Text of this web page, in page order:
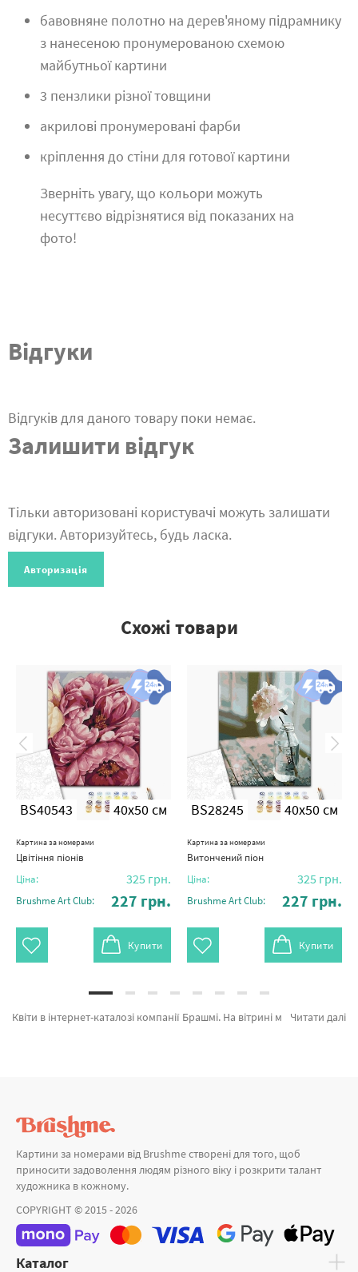
бавовняне полотно на дерев'яному підрамнику
з нанесеною пронумерованою схемою
майбутньої картини
3 пензлики різної товщини
акрилові пронумеровані фарби
кріплення до стіни для готової картини
Зверніть увагу, що кольори можуть
несуттєво відрізнятися від показаних на
фото!
Відгуки
Відгуків для даного товару поки немає.
Залишити відгук
Тільки авторизовані користувачі можуть залишати
відгуки. Авторизуйтесь, будь ласка.
Авторизація
Схожі товари
BS40543 40x50 см
Картина за номерами
Цвітіння піонів
Ціна: 325 грн.
Brushme Art Club: 227 грн.
Купити
BS28245 40x50 см
Картина за номерами
Витончений піон
Ціна: 325 грн.
Brushme Art Club: 227 грн.
Купити
Читати далі
Квіти в інтернет-каталозі компанії Брашмі. На вітрині можна з легкістю обрати Картина за номерами Сонячний натюрморт BS51396L від провідного виробника Brushme який славиться своїми рішеннями. Весь асортимент категорії «Картини за номерами» підтверджений довірою покупців та спеціалістів. Яскравий букет, Гортензія біля дому и Натюрморт в рожевих тонах а также хороший вибір позицій за привабливими цінами. Оформлюючи замовлення Дівчина або картина за номерами петрівка, миттєво привеземо в Херсон або інші міста. Птахи разом з картини за номерами набір, оформляйте замовлення прямо зараз!
Картини за номерами від Brushme створені для того, щоб
приносити задоволення людям різного віку і розкрити талант
художника в кожному.
COPYRIGHT © 2015 - 2026
Каталог